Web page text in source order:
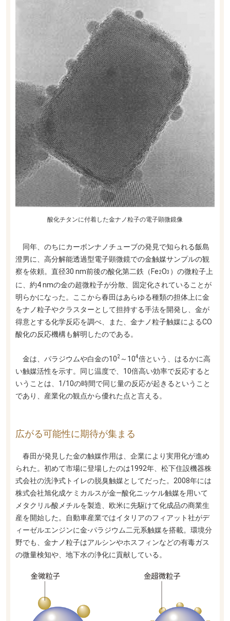
酸化チタンに付着した金ナノ粒子の電子顕微鏡像
同年、のちにカーボンナノチューブの発見で知られる飯島
澄男に、高分解能透過型電子顕微鏡での金触媒サンプルの観
察を依頼。直径30 nm前後の酸化第二鉄（Fe2O3 ）の微粒子上
に、約4 nmの金の超微粒子が分散、固定化されていることが
明らかになった。ここから春田はあらゆる種類の担体上に金
をナノ粒子やクラスターとして担持する手法を開発し、金が
得意とする化学反応を調べ、また、金ナノ粒子触媒によるCO
酸化の反応機構も解明したのである。
金は、パラジウムや白金の102 ～104倍という、はるかに高
い触媒活性を示す。同じ温度で、10倍高い効率で反応すると
いうことは、1/10の時間で同じ量の反応が起きるということ
であり、産業化の観点から優れた点と言える。
広がる可能性に期待が集まる
春田が発見した金の触媒作用は、企業により実用化が進め
られた。初めて市場に登場したのは1992年、松下住設機器株
式会社の洗浄式トイレの脱臭触媒としてだった。2008年には
株式会社旭化成ケミカルスが金―酸化ニッケル触媒を用いて
メタクリル酸メチルを製造、欧米に先駆けて化成品の商業生
産を開始した。自動車産業ではイタリアのフィアット社がデ
ィーゼルエンジンに金-パラジウム二元系触媒を搭載。環境分
野でも、金ナノ粒子はアルシンやホスフィンなどの有毒ガス
の微量検知や、地下水の浄化に貢献している。